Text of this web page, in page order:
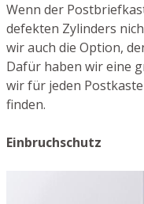
Wenn der
defekten Zylinders
wir auch die Option,
Dafür haben wir eine
wir für jeden
finden.
Einbruchschutz